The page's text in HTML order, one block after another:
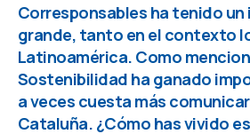
Corresponsables ha tenido
grande, tanto en el contexto
Latinoamérica. Como
Sostenibilidad ha ganado
a veces cuesta más
Cataluña. ¿Cómo has vivido